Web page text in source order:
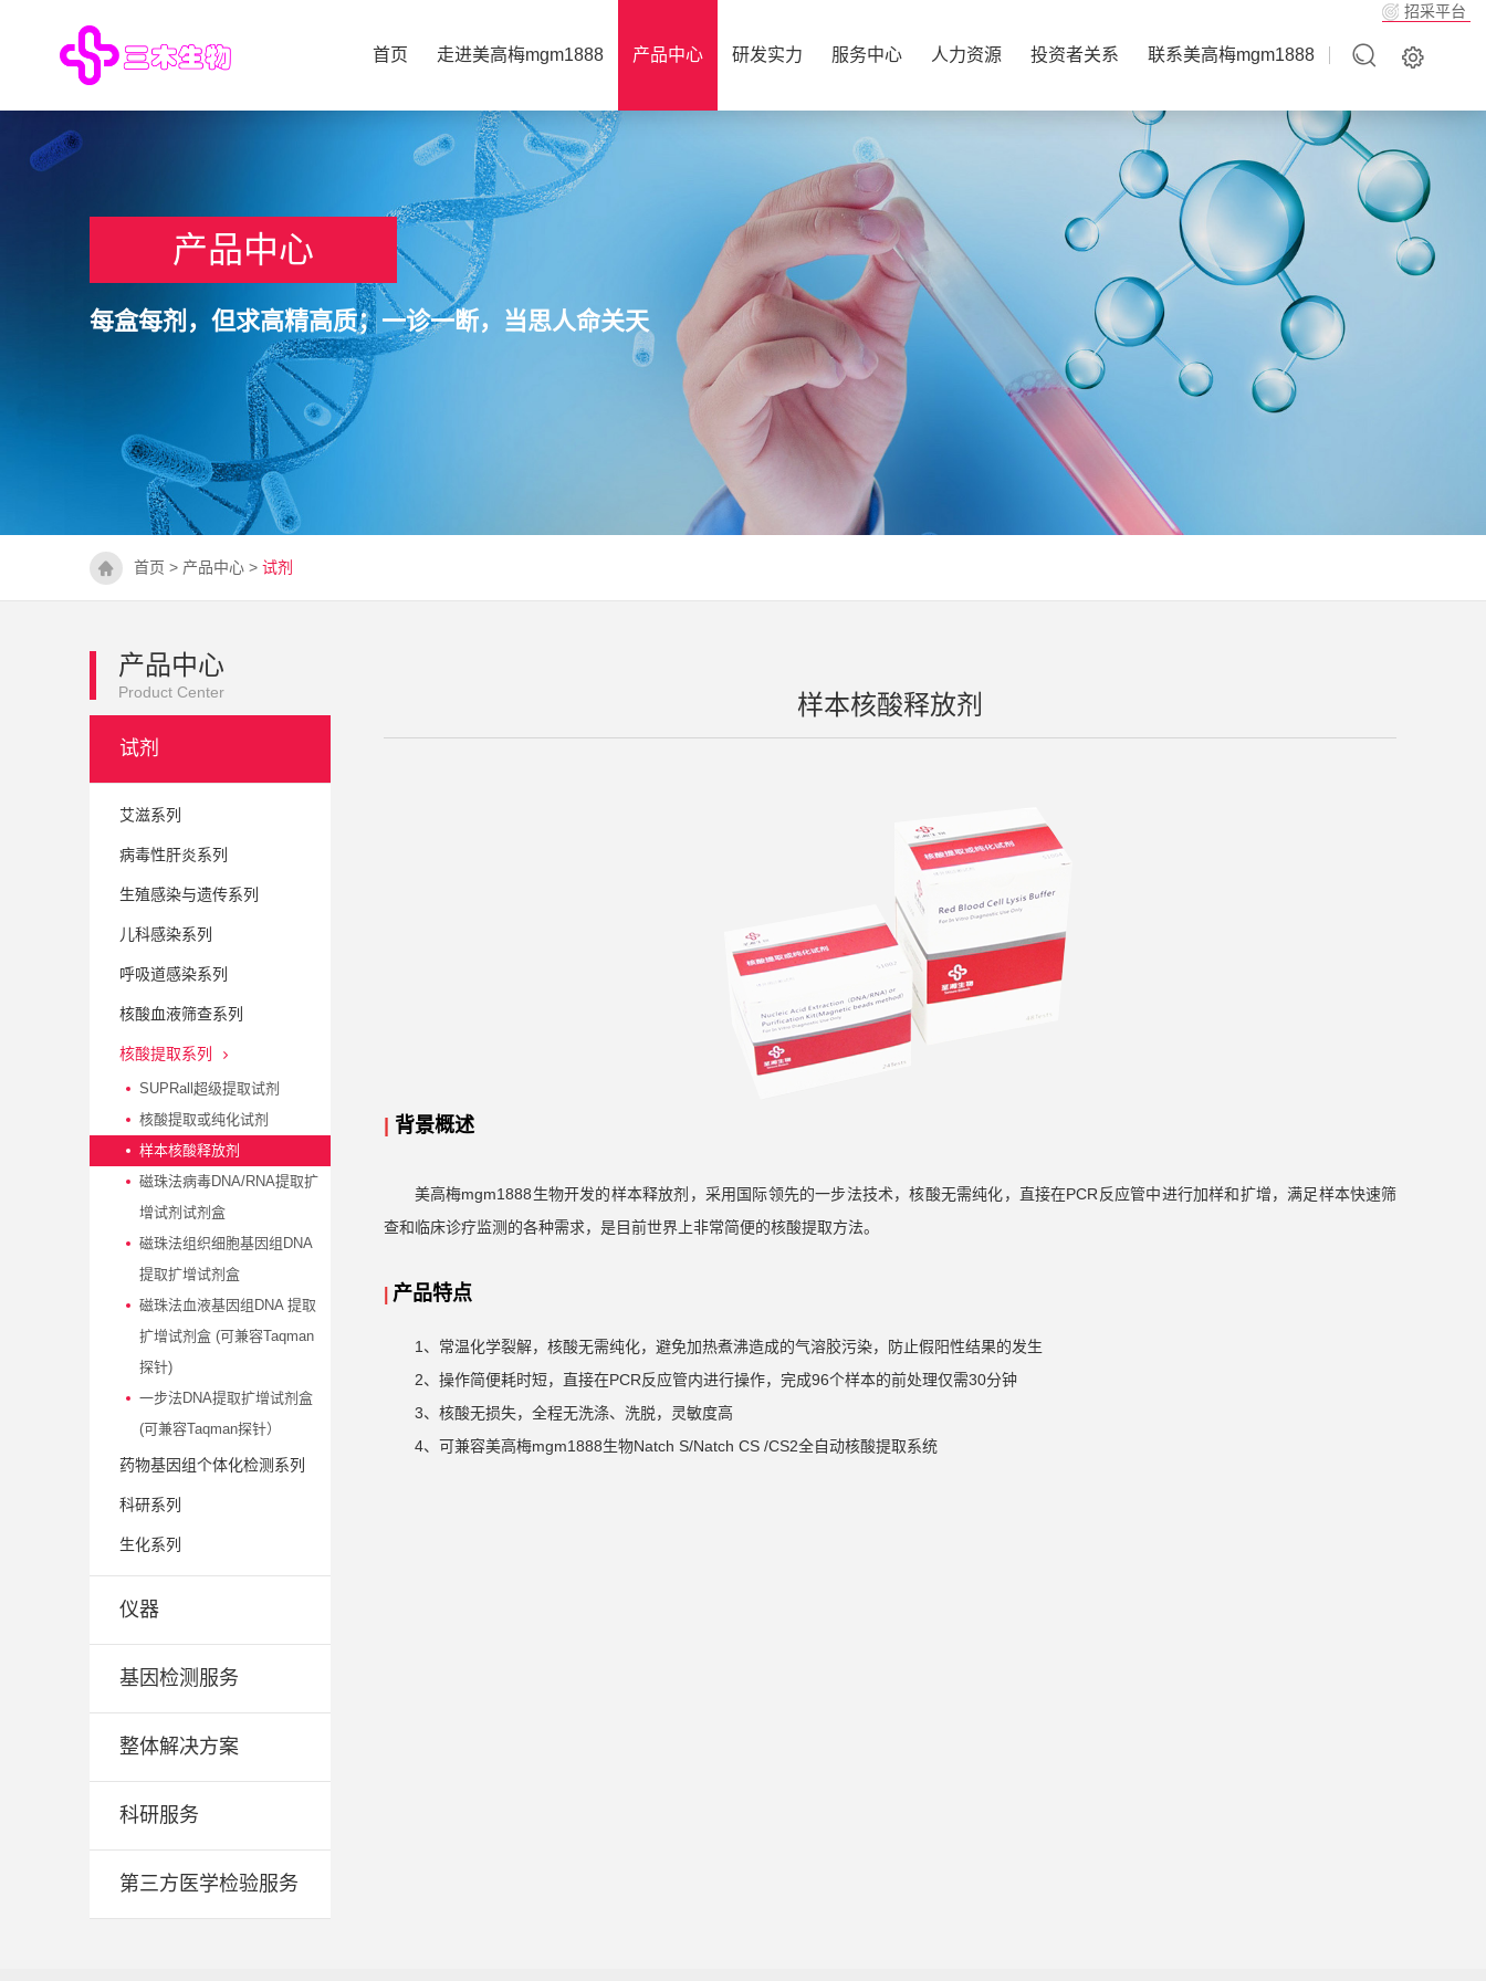
招采平台
首页 走进美高梅mgm1888 产品中心 研发实力 服务中心 人力资源 投资者关系 联系美高梅mgm1888
产品中心
每盒每剂，但求高精高质；一诊一断，当思人命关天
首页 > 产品中心> 试剂
产品中心
Product Center
试剂
艾滋系列
病毒性肝炎系列
生殖感染与遗传系列
儿科感染系列
呼吸道感染系列
核酸血液筛查系列
核酸提取系列
SUPRall超级提取试剂
核酸提取或纯化试剂
样本核酸释放剂
磁珠法病毒DNA/RNA提取扩
增试剂试剂盒
磁珠法组织细胞基因组DNA
提取扩增试剂盒
磁珠法血液基因组DNA 提取
扩增试剂盒 (可兼容Taqman
探针)
一步法DNA提取扩增试剂盒
(可兼容Taqman探针）
药物基因组个体化检测系列
科研系列
生化系列
仪器
基因检测服务
整体解决方案
科研服务
第三方医学检验服务
样本核酸释放剂
| 背景概述
美高梅mgm1888生物开发的样本释放剂，采用国际领先的一步法技术，核酸无需纯化，直接在PCR反应管中进行加样和扩增，满足样本快速筛
查和临床诊疗监测的各种需求，是目前世界上非常简便的核酸提取方法。
产品特点
1、常温化学裂解，核酸无需纯化，避免加热煮沸造成的气溶胶污染，防止假阳性结果的发生
2、操作简便耗时短，直接在PCR反应管内进行操作，完成96个样本的前处理仅需30分钟
3、核酸无损失，全程无洗涤、洗脱，灵敏度高
4、可兼容美高梅mgm1888生物Natch S/Natch CS /CS2全自动核酸提取系统